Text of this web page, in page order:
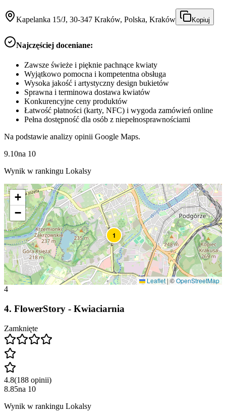
Kapelanka 15/J, 30-347 Kraków, Polska, Kraków Kopiuj
Najczęściej doceniane:
Zawsze świeże i pięknie pachnące kwiaty
Wyjątkowo pomocna i kompetentna obsługa
Wysoka jakość i artystyczny design bukietów
Sprawna i terminowa dostawa kwiatów
Konkurencyjne ceny produktów
Łatwość płatności (karty, NFC) i wygoda zamówień online
Pełna dostępność dla osób z niepełnosprawnościami
Na podstawie analizy opinii Google Maps.
9.10na 10
Wynik w rankingu Lokalsy
1
+
−
Leaflet|©OpenStreetMap
4
4. FlowerStory - Kwiaciarnia
Zamknięte
4.8(188 opinii)
8.85na 10
Wynik w rankingu Lokalsy